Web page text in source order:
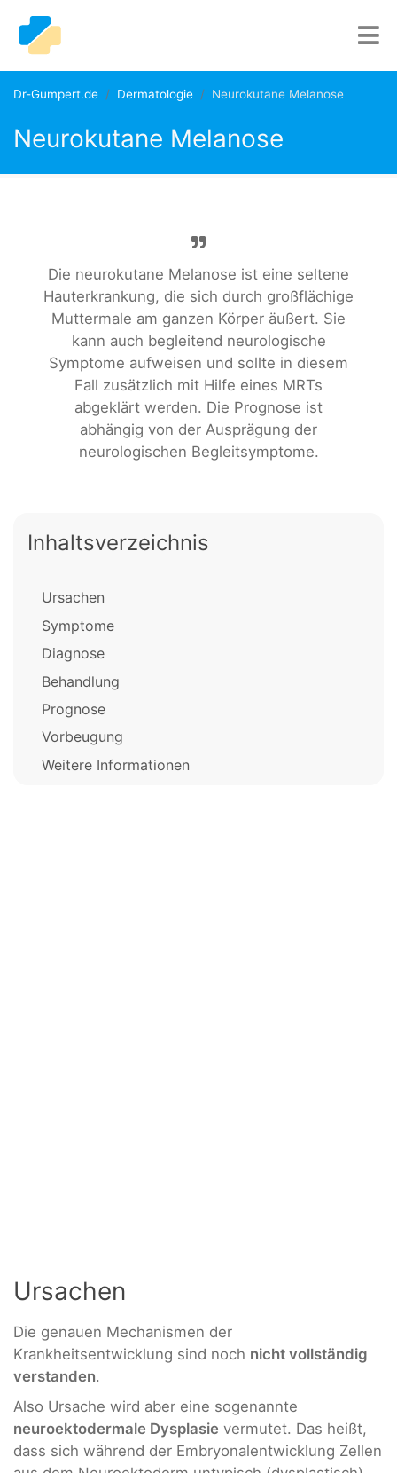
Dr-Gumpert.de Dermatologie Neurokutane Melanose
Neurokutane Melanose
Die neurokutane Melanose ist eine seltene
Hauterkrankung, die sich durch großflächige
Muttermale am ganzen Körper äußert. Sie
kann auch begleitend neurologische
Symptome aufweisen und sollte in diesem
Fall zusätzlich mit Hilfe eines MRTs
abgeklärt werden. Die Prognose ist
abhängig von der Ausprägung der
neurologischen Begleitsymptome.
Inhaltsverzeichnis
Ursachen
Symptome
Diagnose
Behandlung
Prognose
Vorbeugung
Weitere Informationen
Ursachen
Die genauen Mechanismen der
Krankheitsentwicklung sind noch nicht vollständig
verstanden.
Also Ursache wird aber eine sogenannte
neuroektodermale Dysplasie vermutet. Das heißt,
dass sich während der Embryonalentwicklung Zellen